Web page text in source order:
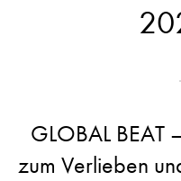
GLOBAL BEAT
zum Verlieben